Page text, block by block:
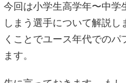
今回は小学生高学年〜中学
しまう選手について解説
くことでユース年代での
ます。